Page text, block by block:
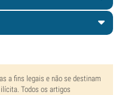
a fins legais e não se destinam
Todos os artigos